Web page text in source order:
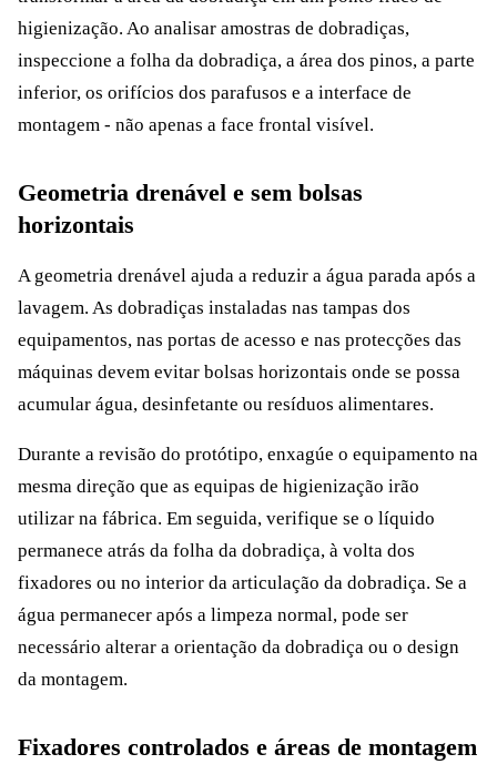
higienização. Ao analisar amostras de dobradiças,
inspeccione a folha da dobradiça, a área dos pinos, a parte
inferior, os orifícios dos parafusos e a interface de
montagem - não apenas a face frontal visível.
Geometria drenável e sem bolsas
horizontais
A geometria drenável ajuda a reduzir a água parada após a
lavagem. As dobradiças instaladas nas tampas dos
equipamentos, nas portas de acesso e nas protecções das
máquinas devem evitar bolsas horizontais onde se possa
acumular água, desinfetante ou resíduos alimentares.
Durante a revisão do protótipo, enxagúe o equipamento na
mesma direção que as equipas de higienização irão
utilizar na fábrica. Em seguida, verifique se o líquido
permanece atrás da folha da dobradiça, à volta dos
fixadores ou no interior da articulação da dobradiça. Se a
água permanecer após a limpeza normal, pode ser
necessário alterar a orientação da dobradiça ou o design
da montagem.
Fixadores controlados e áreas de montagem